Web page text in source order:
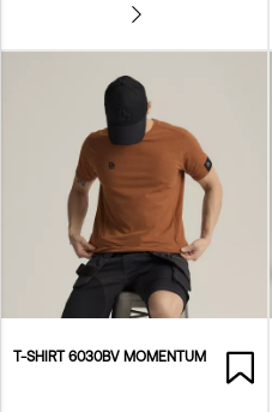
T-SHIRT 6030BV MOMENTUM